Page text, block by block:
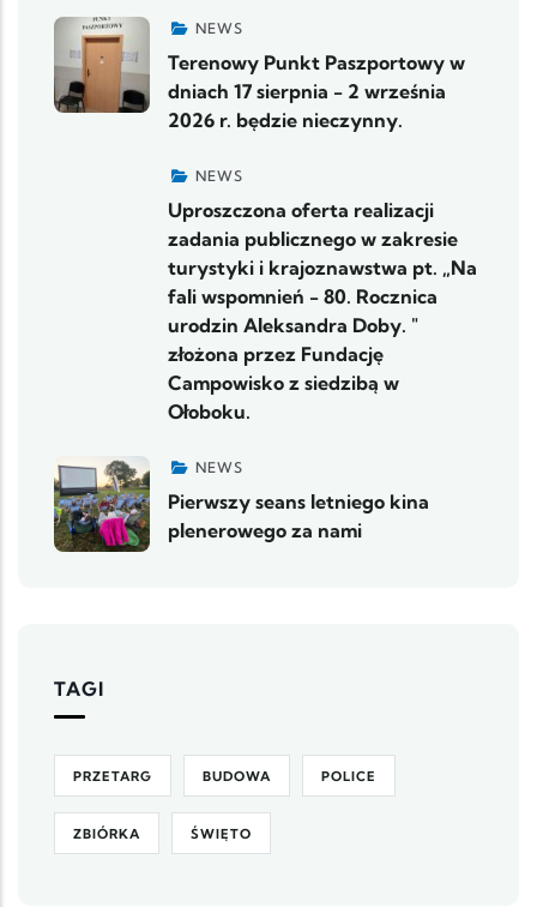
NEWS
Terenowy Punkt Paszportowy w
dniach 17 sierpnia - 2 września
2026 r. będzie nieczynny.
NEWS
Uproszczona oferta realizacji
zadania publicznego w zakresie
turystyki i krajoznawstwa pt. „Na
fali wspomnień - 80. Rocznica
urodzin Aleksandra Doby. "
złożona przez Fundację
Campowisko z siedzibą w
Ołoboku.
NEWS
Pierwszy seans letniego kina
plenerowego za nami
TAGI
PRZETARG BUDOWA POLICE
ZBIÓRKA ŚWIĘTO